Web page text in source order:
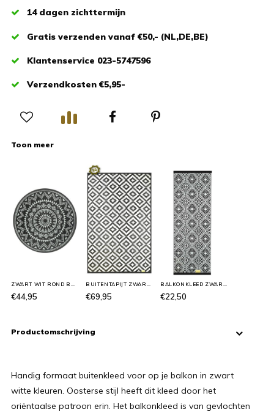
14 dagen zichttermijn
Gratis verzenden vanaf €50,- (NL,DE,BE)
Klantenservice 023-5747596
Verzendkosten €5,95-
Toon meer
ZWART WIT ROND BUITENKLEED
€44,95
BUITENTAPIJT ZWART WIT
€69,95
BALKONKLEED ZWART WIT
€22,50
Productomschrijving
Handig formaat buitenkleed voor op je balkon in zwart
witte kleuren. Oosterse stijl heeft dit kleed door het
oriëntaalse patroon erin. Het balkonkleed is van gevlochten